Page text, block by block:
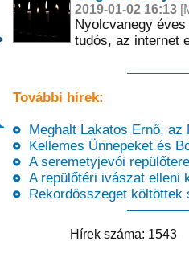
Látogasson el képtárunkba!
2019-01-02 16:13
Nyolcvanegy
tudós, az internet
További hírek:
Meghalt Lakatos Ernő, az
Kellemes Ünnepeket és
A seremetyjevói
A repülőtéri ivászat elleni
Rekordösszeget költöttek
Hírek száma: